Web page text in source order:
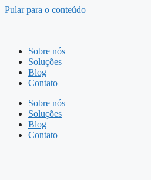
Pular para o conteúdo
Sobre nós
Soluções
Blog
Contato
Sobre nós
Soluções
Blog
Contato